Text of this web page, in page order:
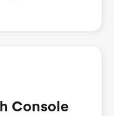
Console